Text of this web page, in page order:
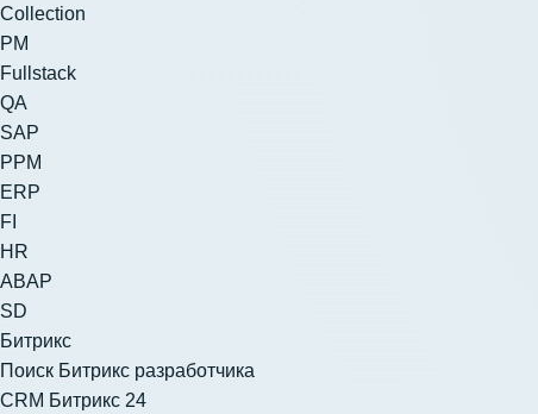
Collection
PM
Fullstack
QA
SAP
PPM
ERP
FI
HR
ABAP
SD
Битрикс
Поиск Битрикс разработчика
CRM Битрикс 24